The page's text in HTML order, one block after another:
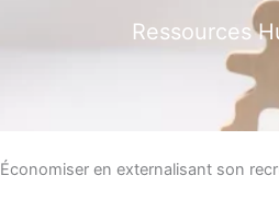
Ressources
Économiser en externalisant son